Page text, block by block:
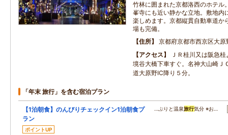
竹林に囲まれた京都洛西のホテル
峯寺にも近い静かな立地。敷地内
楽しめます。京都縦貫自動車道か
場も完備。
住所
京都府京都市西京区大
アクセス
ＪＲ桂川又は阪急
境谷大橋下車すぐ。名神大山崎Ｊ
道大原野IC降り５分。
「年末 旅行」を含む宿泊プラン
【1泊朝食】のんびりチェックイン1泊朝食プ
ラン
ポイントUP
…ぷりと温泉旅行気分 ※お…